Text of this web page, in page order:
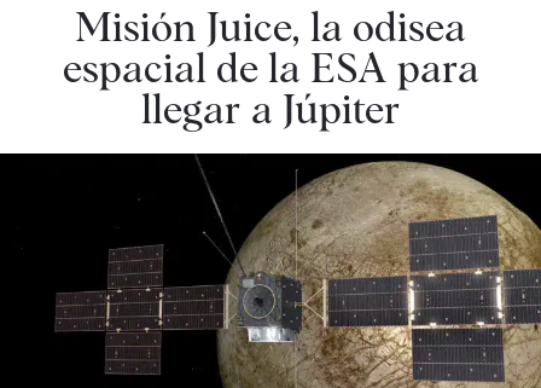
Misión Juice, la odisea
espacial de la ESA para
llegar a Júpiter